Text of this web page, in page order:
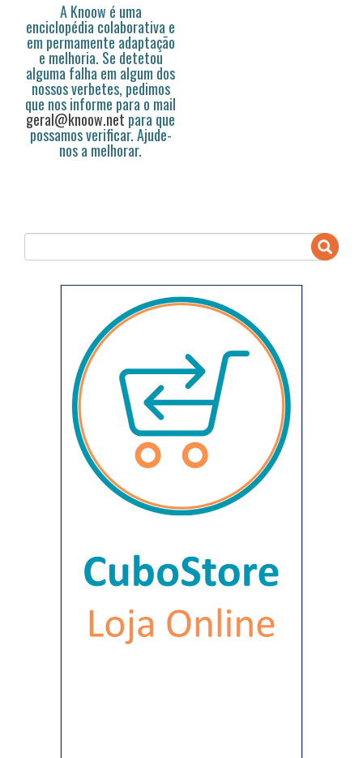
A Knoow é uma
enciclopédia colaborativa e
em permamente adaptação
e melhoria. Se detetou
alguma falha em algum dos
nossos verbetes, pedimos
que nos informe para o mail
geral@knoow.net para que
possamos verificar. Ajude-
nos a melhorar.